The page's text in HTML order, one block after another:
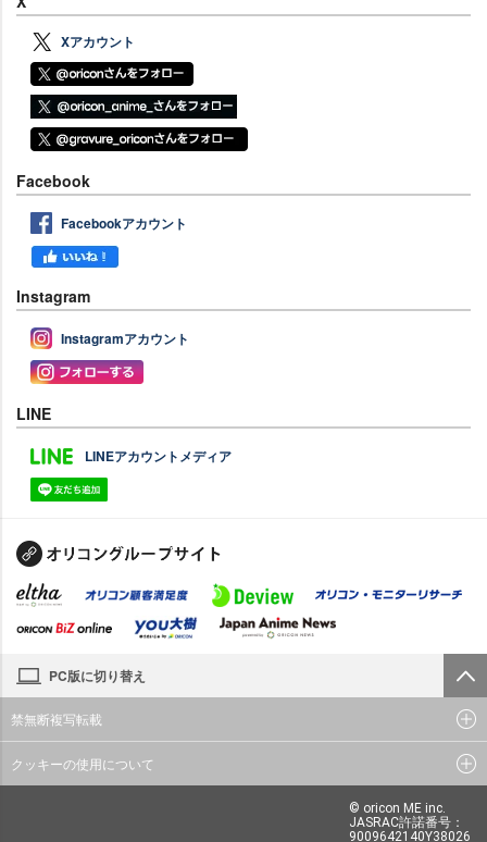
Xアカウント
Facebook
Facebookアカウント
Instagram
Instagramアカウント
LINE
LINEアカウントメディア
PC版に切り替え
禁無断複写転載
クッキーの使用について
© oricon ME inc.
JASRAC許諾番号：
9009642140Y38026